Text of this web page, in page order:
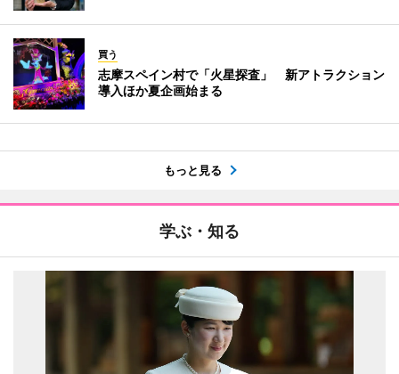
買う
志摩スペイン村で「火星探査」 新アトラクション
導入ほか夏企画始まる
もっと見る
学ぶ・知る